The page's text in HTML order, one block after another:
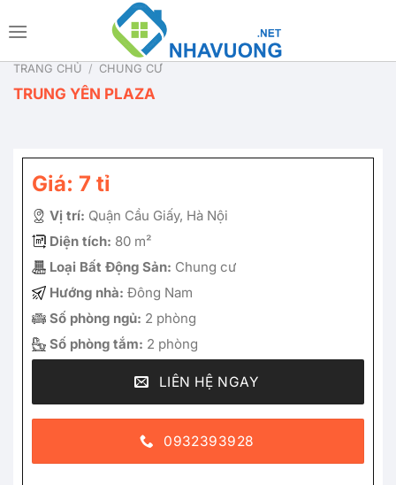
qua
dung
TRANG CHỦ / CHUNG CƯ
TRUNG YÊN PLAZA
Giá: 7 tỉ
Vị trí: Quận Cầu Giấy, Hà Nội
Diện tích: 80 m²
Loại Bất Động Sản: Chung cư
Hướng nhà: Đông Nam
Số phòng ngủ: 2 phòng
Số phòng tắm: 2 phòng
LIÊN HỆ NGAY
0932393928